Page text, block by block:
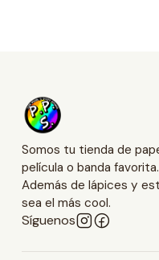
Somos tu tienda de
película o banda favorita.
Además de lápices y
sea el más cool.
Síguenos